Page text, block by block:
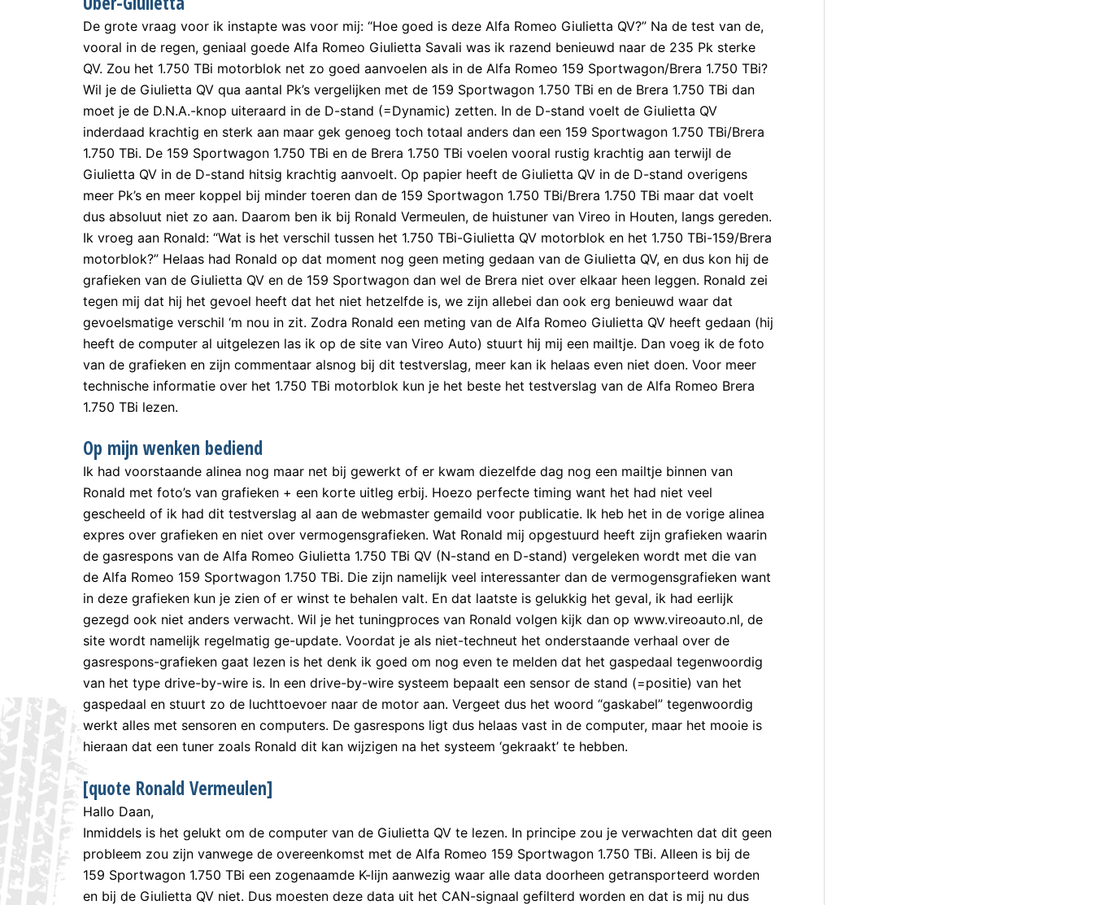
De grote vraag voor ik instapte was voor mij: “Hoe goed is deze Alfa Romeo Giulietta QV?” Na de test van de,
vooral in de regen, geniaal goede Alfa Romeo Giulietta Savali was ik razend benieuwd naar de 235 Pk sterke
QV. Zou het 1.750 TBi motorblok net zo goed aanvoelen als in de Alfa Romeo 159 Sportwagon/Brera 1.750 TBi?
Wil je de Giulietta QV qua aantal Pk’s vergelijken met de 159 Sportwagon 1.750 TBi en de Brera 1.750 TBi dan
moet je de D.N.A.-knop uiteraard in de D-stand (=Dynamic) zetten. In de D-stand voelt de Giulietta QV
inderdaad krachtig en sterk aan maar gek genoeg toch totaal anders dan een 159 Sportwagon 1.750 TBi/Brera
1.750 TBi. De 159 Sportwagon 1.750 TBi en de Brera 1.750 TBi voelen vooral rustig krachtig aan terwijl de
Giulietta QV in de D-stand hitsig krachtig aanvoelt. Op papier heeft de Giulietta QV in de D-stand overigens
meer Pk’s en meer koppel bij minder toeren dan de 159 Sportwagon 1.750 TBi/Brera 1.750 TBi maar dat voelt
dus absoluut niet zo aan. Daarom ben ik bij Ronald Vermeulen, de huistuner van Vireo in Houten, langs gereden.
Ik vroeg aan Ronald: “Wat is het verschil tussen het 1.750 TBi-Giulietta QV motorblok en het 1.750 TBi-159/Brera
motorblok?” Helaas had Ronald op dat moment nog geen meting gedaan van de Giulietta QV, en dus kon hij de
grafieken van de Giulietta QV en de 159 Sportwagon dan wel de Brera niet over elkaar heen leggen. Ronald zei
tegen mij dat hij het gevoel heeft dat het niet hetzelfde is, we zijn allebei dan ook erg benieuwd waar dat
gevoelsmatige verschil ‘m nou in zit. Zodra Ronald een meting van de Alfa Romeo Giulietta QV heeft gedaan (hij
heeft de computer al uitgelezen las ik op de site van Vireo Auto) stuurt hij mij een mailtje. Dan voeg ik de foto
van de grafieken en zijn commentaar alsnog bij dit testverslag, meer kan ik helaas even niet doen. Voor meer
technische informatie over het 1.750 TBi motorblok kun je het beste het testverslag van de Alfa Romeo Brera
1.750 TBi lezen.
Op mijn wenken bediend
Ik had voorstaande alinea nog maar net bij gewerkt of er kwam diezelfde dag nog een mailtje binnen van
Ronald met foto’s van grafieken + een korte uitleg erbij. Hoezo perfecte timing want het had niet veel
gescheeld of ik had dit testverslag al aan de webmaster gemaild voor publicatie. Ik heb het in de vorige alinea
expres over grafieken en niet over vermogensgrafieken. Wat Ronald mij opgestuurd heeft zijn grafieken waarin
de gasrespons van de Alfa Romeo Giulietta 1.750 TBi QV (N-stand en D-stand) vergeleken wordt met die van
de Alfa Romeo 159 Sportwagon 1.750 TBi. Die zijn namelijk veel interessanter dan de vermogensgrafieken want
in deze grafieken kun je zien of er winst te behalen valt. En dat laatste is gelukkig het geval, ik had eerlijk
gezegd ook niet anders verwacht. Wil je het tuningproces van Ronald volgen kijk dan op www.vireoauto.nl, de
site wordt namelijk regelmatig ge-update. Voordat je als niet-techneut het onderstaande verhaal over de
gasrespons-grafieken gaat lezen is het denk ik goed om nog even te melden dat het gaspedaal tegenwoordig
van het type drive-by-wire is. In een drive-by-wire systeem bepaalt een sensor de stand (=positie) van het
gaspedaal en stuurt zo de luchttoevoer naar de motor aan. Vergeet dus het woord “gaskabel” tegenwoordig
werkt alles met sensoren en computers. De gasrespons ligt dus helaas vast in de computer, maar het mooie is
hieraan dat een tuner zoals Ronald dit kan wijzigen na het systeem ‘gekraakt’ te hebben.
[quote Ronald Vermeulen]
Hallo Daan,
Inmiddels is het gelukt om de computer van de Giulietta QV te lezen. In principe zou je verwachten dat dit geen
probleem zou zijn vanwege de overeenkomst met de Alfa Romeo 159 Sportwagon 1.750 TBi. Alleen is bij de
159 Sportwagon 1.750 TBi een zogenaamde K-lijn aanwezig waar alle data doorheen getransporteerd worden
en bij de Giulietta QV niet. Dus moesten deze data uit het CAN-signaal gefilterd worden en dat is mij nu dus